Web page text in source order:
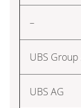
–
UBS Group
UBS AG